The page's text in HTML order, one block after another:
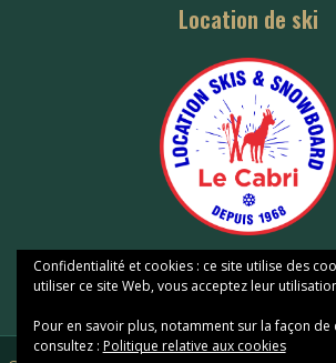
Location de ski
Confidentialité et cookies : ce site utilise des
utiliser ce site Web, vous acceptez leur
Pour en savoir plus, notamment sur la façon
consultez : Politique relative aux cookies